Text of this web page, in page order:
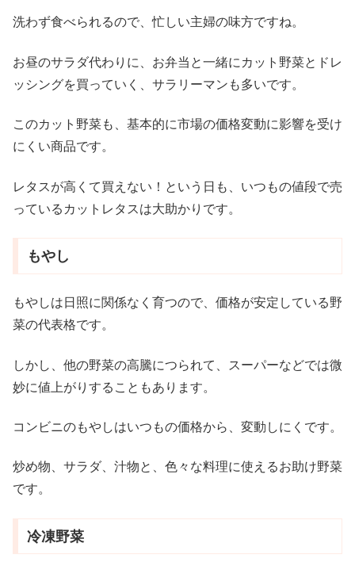
洗わず食べられるので、忙しい主婦の味方ですね。
お昼のサラダ代わりに、お弁当と一緒にカット野菜とドレ
ッシングを買っていく、サラリーマンも多いです。
このカット野菜も、基本的に市場の価格変動に影響を受け
にくい商品です。
レタスが高くて買えない！という日も、いつもの値段で売
っているカットレタスは大助かりです。
もやし
もやしは日照に関係なく育つので、価格が安定している野
菜の代表格です。
しかし、他の野菜の高騰につられて、スーパーなどでは微
妙に値上がりすることもあります。
コンビニのもやしはいつもの価格から、変動しにくです。
炒め物、サラダ、汁物と、色々な料理に使えるお助け野菜
です。
冷凍野菜